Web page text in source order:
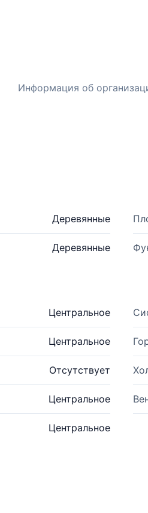
Информация об
Деревянные
Деревянные
Центральное
Центральное
Отсутствует
Центральное
Центральное